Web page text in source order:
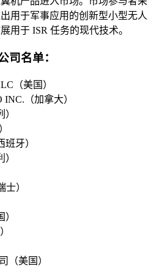
用于军事应用的创新型小型无人
用于 ISR 任务的现代技术。
司名单：
（美国）
（加拿大）
）
班牙）
）
士）
（美国）